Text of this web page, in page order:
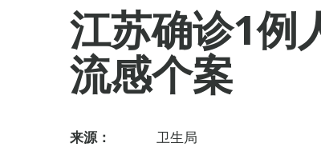
江苏确诊1例
流感个案
来源：
卫生局